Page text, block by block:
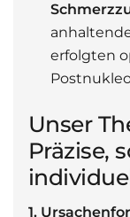
erfolgten
Unser
Präzise,
1.